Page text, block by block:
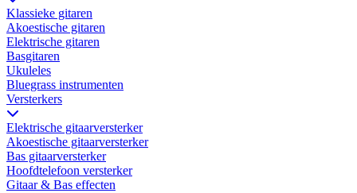
Klassieke gitaren
Akoestische gitaren
Elektrische gitaren
Basgitaren
Ukuleles
Bluegrass instrumenten
Versterkers
Elektrische gitaarversterker
Akoestische gitaarversterker
Bas gitaarversterker
Hoofdtelefoon versterker
Gitaar & Bas effecten